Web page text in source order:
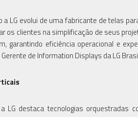
a LG evolui de uma fabricante de telas
os clientes na simplificação de seus
garantindo eficiência operacional e
de Information Displays da LG
LG destaca tecnologias orquestradas